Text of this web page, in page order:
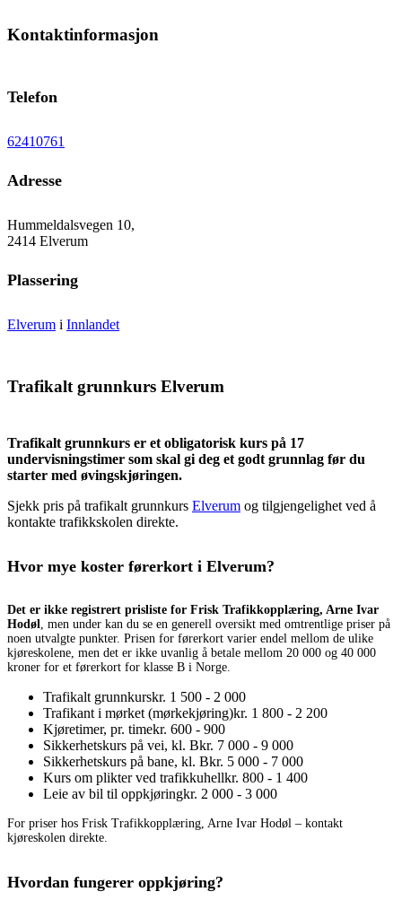
Kontaktinformasjon
Telefon
62410761
Adresse
Hummeldalsvegen 10,
2414 Elverum
Plassering
Elverum i Innlandet
Trafikalt grunnkurs Elverum
Trafikalt grunnkurs er et obligatorisk kurs på 17
undervisningstimer som skal gi deg et godt grunnlag før du
starter med øvingskjøringen.
Sjekk pris på trafikalt grunnkurs Elverum og tilgjengelighet ved å
kontakte trafikkskolen direkte.
Hvor mye koster førerkort i Elverum?
Det er ikke registrert prisliste for Frisk Trafikkopplæring, Arne Ivar
Hodøl, men under kan du se en generell oversikt med omtrentlige priser på
noen utvalgte punkter. Prisen for førerkort varier endel mellom de ulike
kjøreskolene, men det er ikke uvanlig å betale mellom 20 000 og 40 000
kroner for et førerkort for klasse B i Norge.
Trafikalt grunnkurskr. 1 500 - 2 000
Trafikant i mørket (mørkekjøring)kr. 1 800 - 2 200
Kjøretimer, pr. timekr. 600 - 900
Sikkerhetskurs på vei, kl. Bkr. 7 000 - 9 000
Sikkerhetskurs på bane, kl. Bkr. 5 000 - 7 000
Kurs om plikter ved trafikkuhellkr. 800 - 1 400
Leie av bil til oppkjøringkr. 2 000 - 3 000
For priser hos Frisk Trafikkopplæring, Arne Ivar Hodøl – kontakt
kjøreskolen direkte.
Hvordan fungerer oppkjøring?